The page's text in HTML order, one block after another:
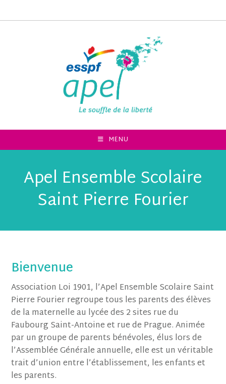
MENU
Apel Ensemble Scolaire
Saint Pierre Fourier
Bienvenue
Association Loi 1901, l’Apel Ensemble Scolaire Saint
Pierre Fourier regroupe tous les parents des élèves
de la maternelle au lycée des 2 sites rue du
Faubourg Saint-Antoine et rue de Prague. Animée
par un groupe de parents bénévoles, élus lors de
l’Assemblée Générale annuelle, elle est un véritable
trait d’union entre l’établissement, les enfants et
les parents.